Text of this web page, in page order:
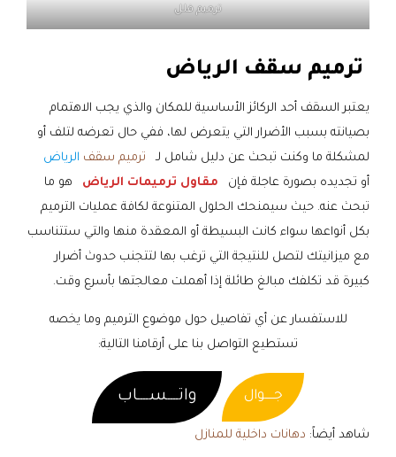
ترميم فلل
ترميم سقف الرياض
يعتبر السقف أحد الركائز الأساسية للمكان والذي يجب الاهتمام
بصيانته بسبب الأضرار التي يتعرض لها، ففي حال تعرضه لتلف أو
لمشكلة ما وكنت تبحث عن دليل شامل لـ
ترميم سقف الرياض
أو تجديده بصورة عاجلة فإن
مقاول ترميمات الرياض
هو ما
تبحث عنه. حيث سيمنحك الحلول المتنوعة لكافة عمليات الترميم
بكل أنواعها سواء كانت البسيطة أو المعقدة منها والتي ستتناسب
مع ميزانيتك لتصل للنتيجة التي ترغب بها لتتجنب حدوث أضرار
كبيرة قد تكلفك مبالغ طائلة إذا أهملت معالجتها بأسرع وقت.
للاستفسار عن أي تفاصيل حول موضوع الترميم وما يخصه
تستطيع التواصل بنا على أرقامنا التالية:
جـــــوال واتــــســــاب
شاهد أيضاً: دهانات داخلية للمنازل